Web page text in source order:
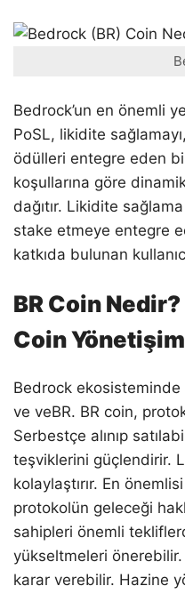
Bedrock’un en önemli
PoSL, likidite
ödülleri entegre eden
koşullarına göre
dağıtır. Likidite
stake etmeye entegre
katkıda bulunan
BR Coin
Coin
Bedrock
ve veBR. BR coin,
Serbestçe alınıp
teşviklerini güçlendirir.
kolaylaştırır. En
protokolün geleceği
sahipleri önemli
yükseltmeleri önerebilir.
karar verebilir. Hazine